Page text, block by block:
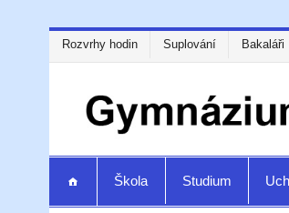
Rozvrhy hodin Suplování Bakaláři
Škola Studium